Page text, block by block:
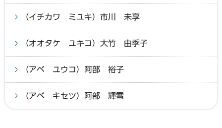
（イチカワ ミユキ）市川 未享
（オオタケ ユキコ）大竹 由季子
（アベ ユウコ）阿部 裕子
（アベ キセツ）阿部 輝雪